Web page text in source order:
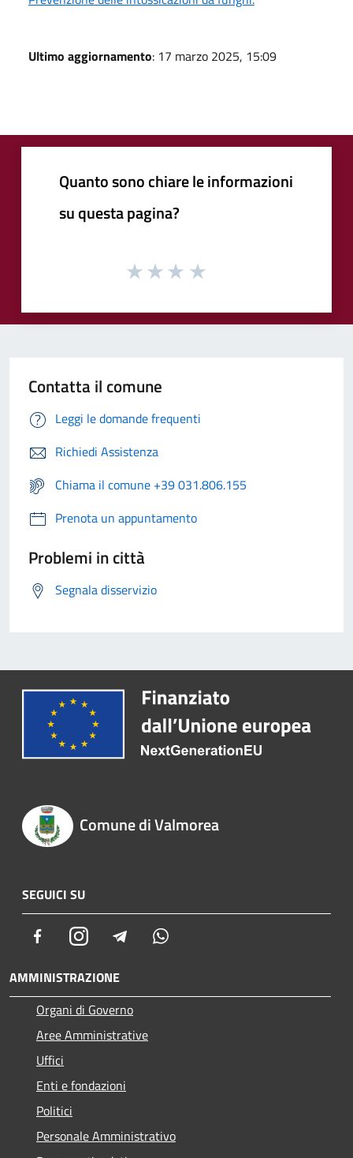
Ultimo aggiornamento: 17 marzo 2025, 15:09
Quanto sono chiare le informazioni
su questa pagina?
Contatta il comune
Leggi le domande frequenti
Richiedi Assistenza
Chiama il comune +39 031.806.155
Prenota un appuntamento
Problemi in città
Segnala disservizio
Comune di Valmorea
SEGUICI SU
FacebookInstagram Telegram
AMMINISTRAZIONE
Organi di Governo
Aree Amministrative
Uffici
Enti e fondazioni
Politici
Personale Amministrativo